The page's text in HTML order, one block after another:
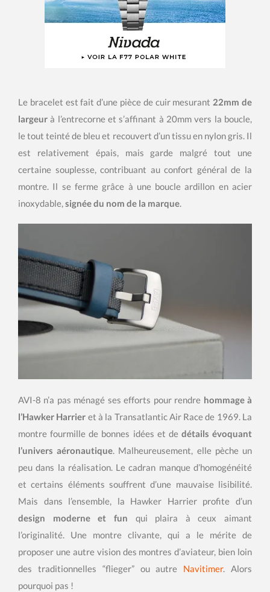
Le bracelet est fait d’une pièce de cuir mesurant 22mm de
largeur à l’entrecorne et s’affinant à 20mm vers la boucle,
le tout teinté de bleu et recouvert d’un tissu en nylon gris. Il
est relativement épais, mais garde malgré tout une
certaine souplesse, contribuant au confort général de la
montre. Il se ferme grâce à une boucle ardillon en acier
inoxydable,signée du nom de la marque.
AVI-8 n’a pas ménagé ses efforts pour rendre hommage à
l’Hawker Harrier et à la Transatlantic Air Race de 1969. La
montre fourmille de bonnes idées et de détails évoquant
l’univers aéronautique. Malheureusement, elle pèche un
peu dans la réalisation. Le cadran manque d’homogénéité
et certains éléments souffrent d’une mauvaise lisibilité.
Mais dans l’ensemble, la Hawker Harrier profite d’un
design moderne et fun qui plaira à ceux aimant
l’originalité. Une montre clivante, qui a le mérite de
proposer une autre vision des montres d’aviateur, bien loin
des traditionnelles “flieger” ou autre Navitimer. Alors
pourquoi pas !